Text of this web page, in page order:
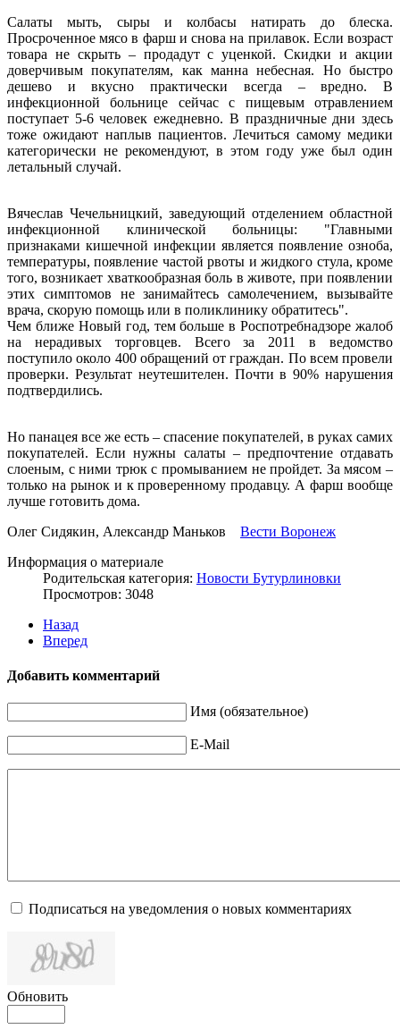
Салаты мыть, сыры и колбасы натирать до блеска.
Просроченное мясо в фарш и снова на прилавок. Если возраст
товара не скрыть – продадут с уценкой. Скидки и акции
доверчивым покупателям, как манна небесная. Но быстро
дешево и вкусно практически всегда – вредно. В
инфекционной больнице сейчас с пищевым отравлением
поступает 5-6 человек ежедневно. В праздничные дни здесь
тоже ожидают наплыв пациентов. Лечиться самому медики
категорически не рекомендуют, в этом году уже был один
летальный случай.
Вячеслав Чечельницкий, заведующий отделением областной
инфекционной клинической больницы: "Главными
признаками кишечной инфекции является появление озноба,
температуры, появление частой рвоты и жидкого стула, кроме
того, возникает хваткообразная боль в животе, при появлении
этих симптомов не занимайтесь самолечением, вызывайте
врача, скорую помощь или в поликлинику обратитесь".
Чем ближе Новый год, тем больше в Роспотребнадзоре жалоб
на нерадивых торговцев. Всего за 2011 в ведомство
поступило около 400 обращений от граждан. По всем провели
проверки. Результат неутешителен. Почти в 90% нарушения
подтвердились.
Но панацея все же есть – спасение покупателей, в руках самих
покупателей. Если нужны салаты – предпочтение отдавать
слоеным, с ними трюк с промыванием не пройдет. За мясом –
только на рынок и к проверенному продавцу. А фарш вообще
лучше готовить дома.
Олег Сидякин, Александр Маньков Вести Воронеж
Информация о материале
Родительская категория: Новости Бутурлиновки
Просмотров: 3048
Назад
Вперед
Добавить комментарий
Имя (обязательное)
E-Mail
Подписаться на уведомления о новых комментариях
Обновить